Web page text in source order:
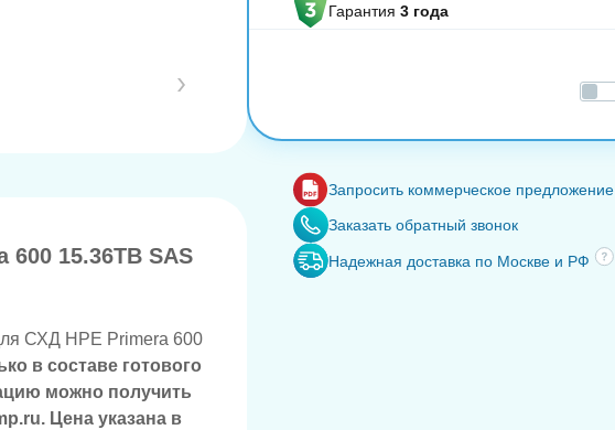
600 15.36TB SAS
СХД HPE Primera 600
в составе готового
можно получить
Цена указана в
Гарантия 3 года
Запросить коммерческое предложение
Заказать обратный звонок
Надежная доставка по Москве и РФ